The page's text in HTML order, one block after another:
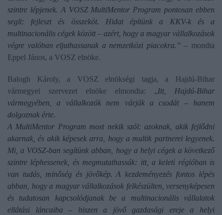
szintre lépjenek. A VOSZ MultiMentor Program pontosan ebben
segít: fejleszt és összeköt. Hidat építünk a KKV-k és a
multinacionális cégek között – azért, hogy a magyar vállalkozások
végre valóban eljuthassanak a nemzetközi piacokra.” – mondta
Eppel János, a VOSZ elnöke.
Balogh Károly, a VOSZ elnökségi tagja, a Hajdú-Bihar
vármegyei szervezet elnöke elmondta: „Itt, Hajdú-Bihar
vármegyében, a vállalkozók nem várják a csodát – hanem
dolgoznak érte.
A MultiMentor Program most nekik szól: azoknak, akik fejlődni
akarnak, és akik képesek arra, hogy a multik partnerei legyenek.
Mi, a VOSZ-ban segítünk abban, hogy a helyi cégek a következő
szintre léphessenek, és megmutathassák: itt, a keleti régióban is
van tudás, minőség és jövőkép.A kezdeményezés fontos lépés
abban, hogy a magyar vállalkozások felkészülten, versenyképesen
és tudatosan kapcsolódjanak be a multinacionális vállalatok
ellátási láncaiba – hiszen a jövő gazdasági ereje a helyi